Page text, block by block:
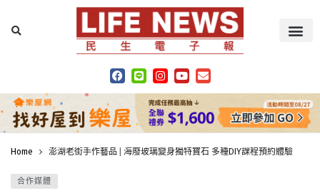
Home 澎湖老街手作藝品│海廢玻璃變身獨特寶石 多種DIY課程預約體驗
合作媒體